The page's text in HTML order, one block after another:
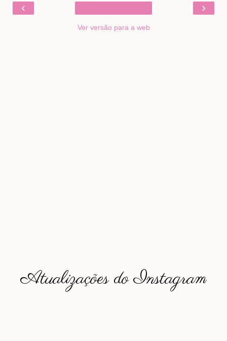
‹ ›
Ver versão para a web
Atualizações do Instagram